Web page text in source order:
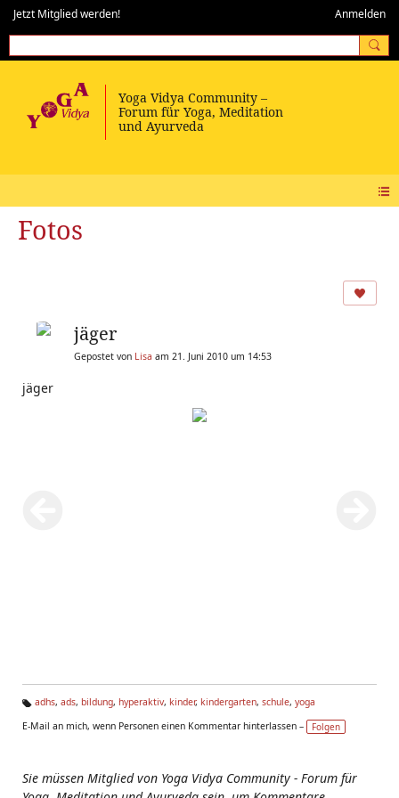
Jetzt Mitglied werden! Anmelden
Fotos
jäger
Gepostet von Lisa am 21. Juni 2010 um 14:53
jäger
g
adhs, ads, bildung, hyperaktiv, kinder, kindergarten, schule, yoga
E-Mail an mich, wenn Personen einen Kommentar hinterlassen –
Folgen
Sie müssen Mitglied von Yoga Vidya Community - Forum für